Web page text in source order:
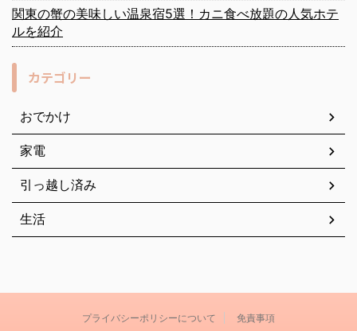
関東の蟹の美味しい温泉宿5選！カニ食べ放題の人気ホテ
ルを紹介
カテゴリー
おでかけ
家電
引っ越し済み
生活
プライバシーポリシーについて 免責事項